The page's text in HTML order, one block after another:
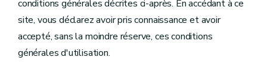
conditions générales décrites ci-après. En accédant à ce
site, vous déclarez avoir pris connaissance et avoir
accepté, sans la moindre réserve, ces conditions
générales d'utilisation.